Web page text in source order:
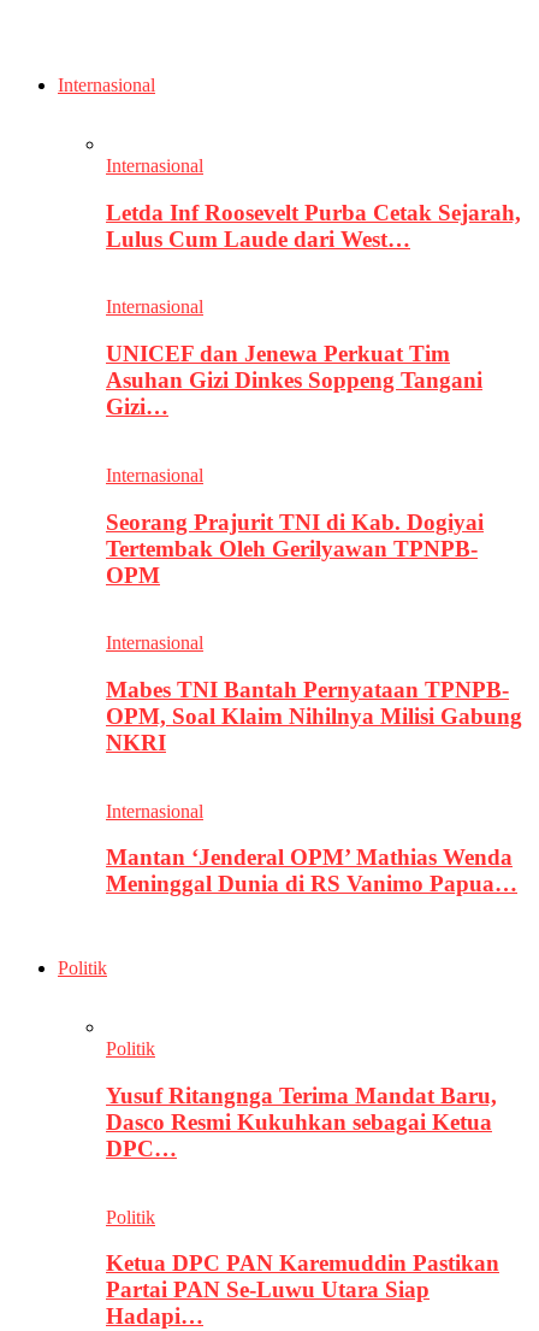
Internasional
Internasional
Letda Inf Roosevelt Purba Cetak Sejarah,
Lulus Cum Laude dari West…
Internasional
UNICEF dan Jenewa Perkuat Tim
Asuhan Gizi Dinkes Soppeng Tangani
Gizi…
Internasional
Seorang Prajurit TNI di Kab. Dogiyai
Tertembak Oleh Gerilyawan TPNPB-
OPM
Internasional
Mabes TNI Bantah Pernyataan TPNPB-
OPM, Soal Klaim Nihilnya Milisi Gabung
NKRI
Internasional
Mantan ‘Jenderal OPM’ Mathias Wenda
Meninggal Dunia di RS Vanimo Papua…
Politik
Politik
Yusuf Ritangnga Terima Mandat Baru,
Dasco Resmi Kukuhkan sebagai Ketua
DPC…
Politik
Ketua DPC PAN Karemuddin Pastikan
Partai PAN Se-Luwu Utara Siap
Hadapi…